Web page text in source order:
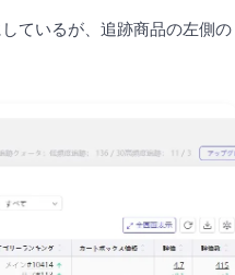
ているが、追跡商品の左側の